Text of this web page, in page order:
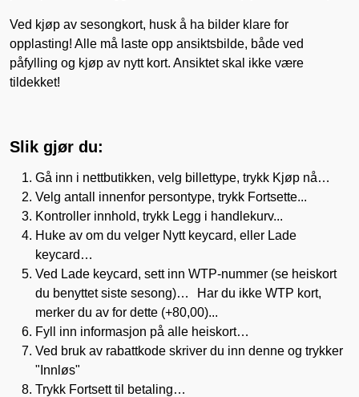
Ved kjøp av sesongkort, husk å ha bilder klare for
opplasting! Alle må laste opp ansiktsbilde, både ved
påfylling og kjøp av nytt kort. Ansiktet skal ikke være
tildekket!
Slik gjør du:
Gå inn i nettbutikken, velg billettype, trykk Kjøp nå…
Velg antall innenfor persontype, trykk Fortsette...
Kontroller innhold, trykk Legg i handlekurv...
Huke av om du velger Nytt keycard, eller Lade
keycard…
Ved Lade keycard, sett inn WTP-nummer (se heiskort
du benyttet siste sesong)… Har du ikke WTP kort,
merker du av for dette (+80,00)...
Fyll inn informasjon på alle heiskort…
Ved bruk av rabattkode skriver du inn denne og trykker
"Innløs"
Trykk Fortsett til betaling…